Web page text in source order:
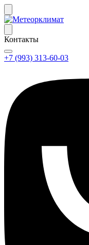
Контакты
+7 (993) 313-60-03